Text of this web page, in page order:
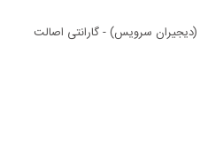
(دیجیران سرویس) - گارانتی اصالت